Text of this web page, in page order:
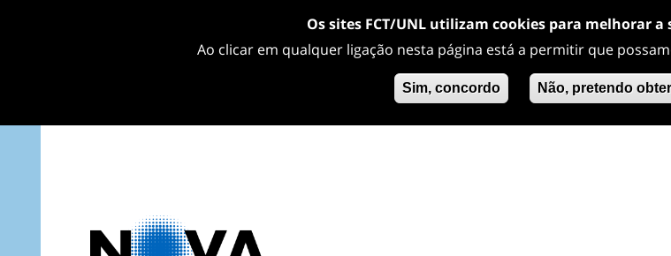
Os sites FCT/UNL utilizam cookies para melhorar a
Ao clicar em qualquer ligação nesta página está a permitir que
Sim, concordo Não, pretendo